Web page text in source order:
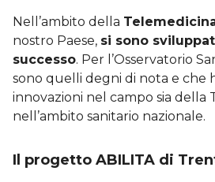
Nell’ambito della
nostro Paese, si sono
successo. Per l’Osservatorio
sono quelli degni di nota e che
innovazioni nel campo sia della
nell’ambito sanitario nazionale.
Il progetto ABILITA di